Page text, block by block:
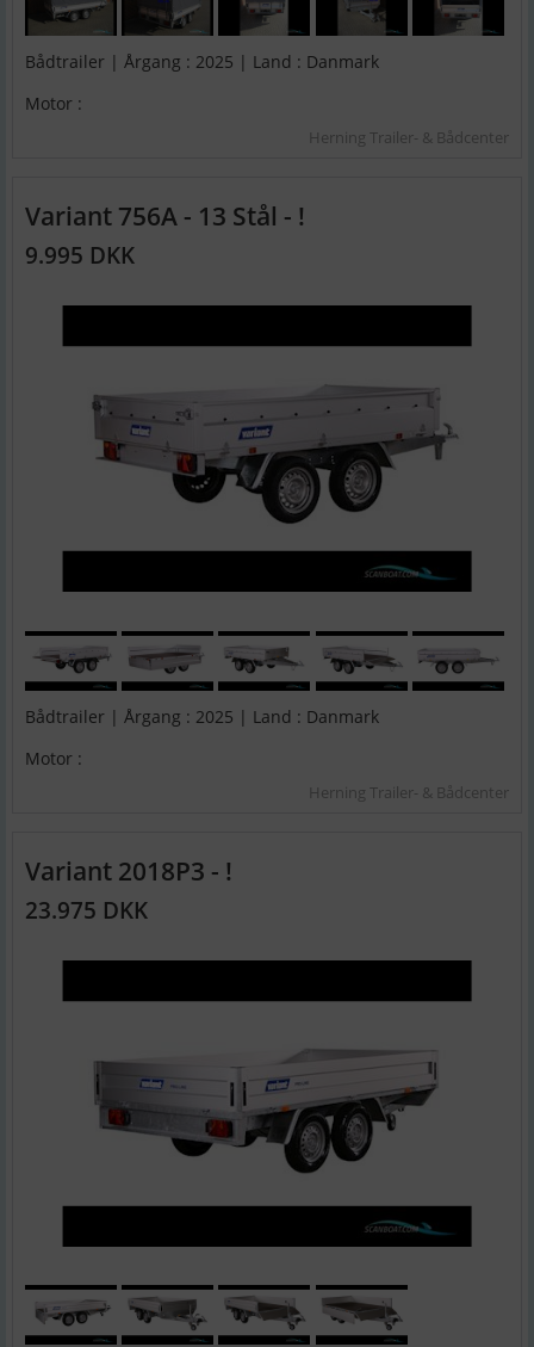
Bådtrailer | Årgang : 2025 | Land : Danmark
Motor :
Herning Trailer- & Bådcenter
Variant 756A - 13 Stål - !
9.995 DKK
Bådtrailer | Årgang : 2025 | Land : Danmark
Motor :
Herning Trailer- & Bådcenter
Variant 2018P3 - !
23.975 DKK